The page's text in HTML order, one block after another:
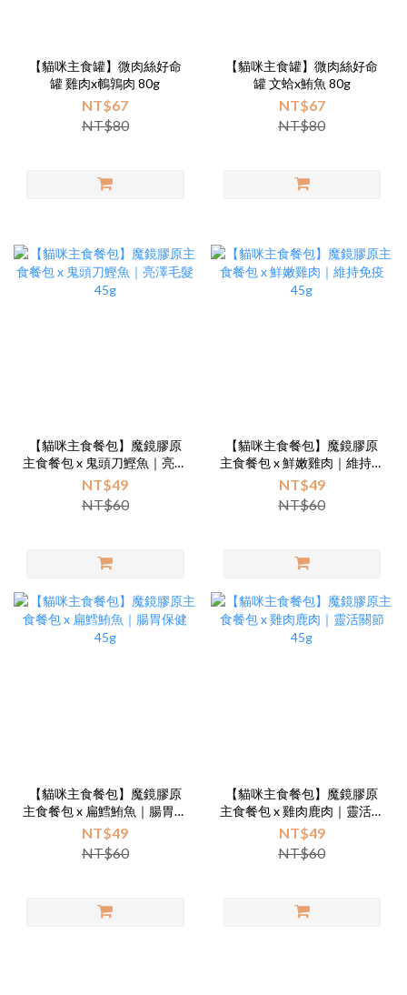
【貓咪主食罐】微肉絲好命
罐 雞肉x鵪鶉肉 80g
NT$67
NT$80
【貓咪主食罐】微肉絲好命
罐 文蛤x鮪魚 80g
NT$67
NT$80
【貓咪主食餐包】魔鏡膠原
主食餐包 x 鬼頭刀鰹魚｜亮澤
毛髮 45g
NT$49
NT$60
【貓咪主食餐包】魔鏡膠原
主食餐包 x 鮮嫩雞肉｜維持免
疫 45g
NT$49
NT$60
【貓咪主食餐包】魔鏡膠原
主食餐包 x 扁鱈鮪魚｜腸胃保
健 45g
NT$49
NT$60
【貓咪主食餐包】魔鏡膠原
主食餐包 x 雞肉鹿肉｜靈活關
節 45g
NT$49
NT$60